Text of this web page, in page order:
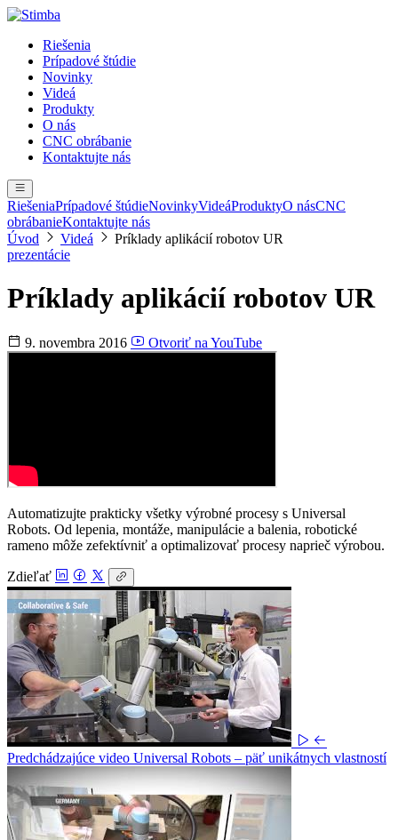
Riešenia
Prípadové štúdie
Novinky
Videá
Produkty
O nás
CNC obrábanie
Kontaktujte nás
RiešeniaPrípadové štúdieNovinkyVideáProduktyO násCNC
obrábanieKontaktujte nás
Úvod
Videá
Príklady aplikácií robotov UR
prezentácie
Príklady aplikácií robotov UR
9. novembra 2016 Otvoriť na YouTube
Automatizujte prakticky všetky výrobné procesy s Universal
Robots. Od lepenia, montáže, manipulácie a balenia, robotické
rameno môže zefektívniť a optimalizovať procesy naprieč výrobou.
Zdieľať
Predchádzajúce video Universal Robots – päť unikátnych vlastností